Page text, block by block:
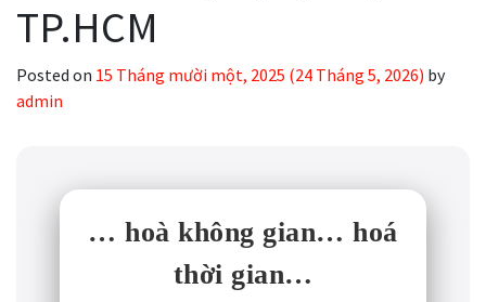
TP.HCM
Posted on 15 Tháng mười một, 2025 (24 Tháng 5, 2026) by
admin
… hoà không gian… hoá
thời gian…